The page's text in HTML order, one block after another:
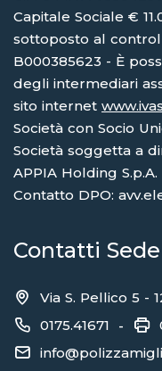
Capitale Sociale €
sottoposto al
B000385623 - È
degli intermediari
sito internet
Società con Socio
Società soggetta a
APPIA Holding S.p.A.
Contatto DPO:
Contatti
Via S. Pellico 5 -
0175.41671 -